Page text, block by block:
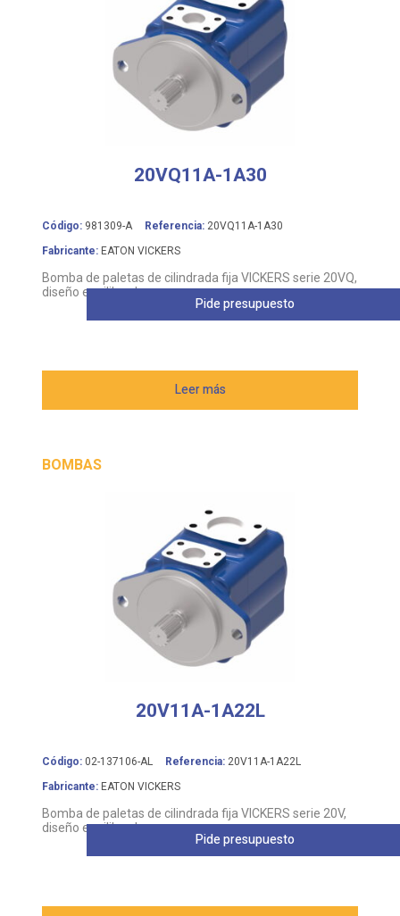
20VQ11A-1A30
Código: 981309-A Referencia: 20VQ11A-1A30
Fabricante: EATON VICKERS
Bomba de paletas de cilindrada fija VICKERS serie 20VQ,
diseño equilibrado
Leer más
Pide presupuesto
BOMBAS
20V11A-1A22L
Código: 02-137106-AL Referencia: 20V11A-1A22L
Fabricante: EATON VICKERS
Bomba de paletas de cilindrada fija VICKERS serie 20V,
diseño equilibrado
Pide presupuesto